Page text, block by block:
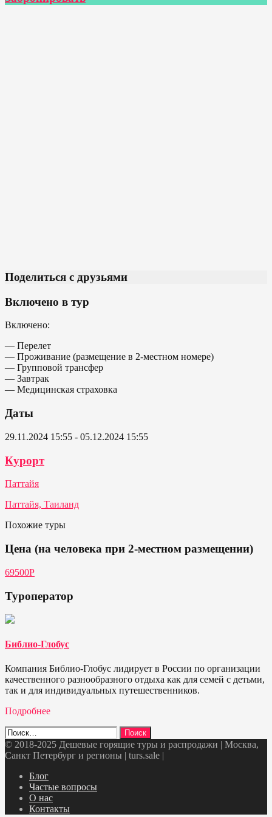
Поделиться с друзьями
Включено в тур
Включено:
— Перелет
— Проживание (размещение в 2-местном номере)
— Групповой трансфер
— Завтрак
— Медицинская страховка
Даты
29.11.2024 15:55 - 05.12.2024 15:55
Курорт
Паттайя
Паттайя, Таиланд
Похожие туры
Цена (на человека при 2-местном размещении)
69500Р
Туроператор
Библио-Глобус
Компания Библио-Глобус лидирует в России по организации
качественного разнообразного отдыха как для семей с детьми,
так и для индивидуальных путешественников.
Подробнее
Найти:
© 2018-2025 Дешевые горящие туры и распродажи | Москва,
Санкт Петербург и регионы | turs.sale |
Блог
Частые вопросы
О нас
Контакты